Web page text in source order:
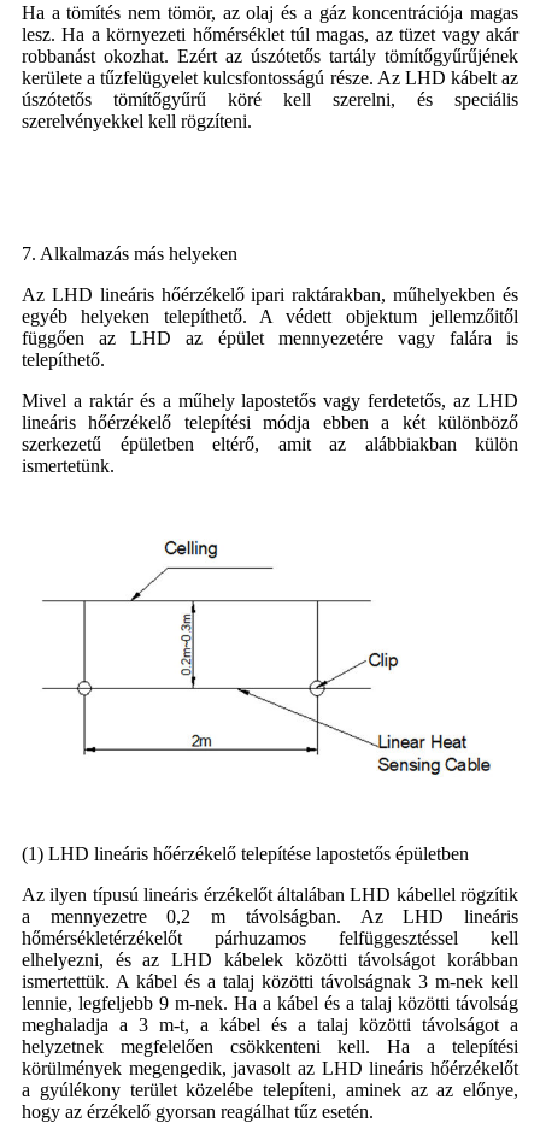
Ha a tömítés nem tömör, az olaj és a gáz koncentrációja magas
lesz. Ha a környezeti hőmérséklet túl magas, az tüzet vagy akár
robbanást okozhat. Ezért az úszótetős tartály tömítőgyűrűjének
kerülete a tűzfelügyelet kulcsfontosságú része. Az LHD kábelt az
úszótetős tömítőgyűrű köré kell szerelni, és speciális
szerelvényekkel kell rögzíteni.
7. Alkalmazás más helyeken
Az LHD lineáris hőérzékelő ipari raktárakban, műhelyekben és
egyéb helyeken telepíthető. A védett objektum jellemzőitől
függően az LHD az épület mennyezetére vagy falára is
telepíthető.
Mivel a raktár és a műhely lapostetős vagy ferdetetős, az LHD
lineáris hőérzékelő telepítési módja ebben a két különböző
szerkezetű épületben eltérő, amit az alábbiakban külön
ismertetünk.
(1) LHD lineáris hőérzékelő telepítése lapostetős épületben
Az ilyen típusú lineáris érzékelőt általában LHD kábellel rögzítik
a mennyezetre 0,2 m távolságban. Az LHD lineáris
hőmérsékletérzékelőt párhuzamos felfüggesztéssel kell
elhelyezni, és az LHD kábelek közötti távolságot korábban
ismertettük. A kábel és a talaj közötti távolságnak 3 m-nek kell
lennie, legfeljebb 9 m-nek. Ha a kábel és a talaj közötti távolság
meghaladja a 3 m-t, a kábel és a talaj közötti távolságot a
helyzetnek megfelelően csökkenteni kell. Ha a telepítési
körülmények megengedik, javasolt az LHD lineáris hőérzékelőt
a gyúlékony terület közelébe telepíteni, aminek az az előnye,
hogy az érzékelő gyorsan reagálhat tűz esetén.